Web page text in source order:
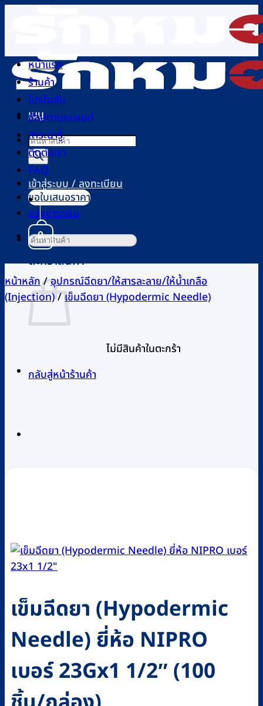
เนื้อหา
เมนู
Products
search
เข้าสู่ระบบ / ลงทะเบียน
0
ตะกร้าสินค้า
ไม่มีสินค้าในตะกร้า
กลับสู่หน้าร้านค้า
หน้าแรก
ร้านค้า
โปรโมชัน
ช้อปตามแบรนด์
สาระน่ารู้
ติดต่อเรา
FAQ
ขอใบเสนอราคา
แจ้งชำระเงิน
ค้นหา:
หน้าหลัก/อุปกรณ์ฉีดยา/ให้สารละลาย/ให้น้ำเกลือ
(Injection)/เข็มฉีดยา (Hypodermic Needle)
เข็มฉีดยา (Hypodermic
Needle) ยี่ห้อ NIPRO
เบอร์ 23Gx1 1/2″ (100